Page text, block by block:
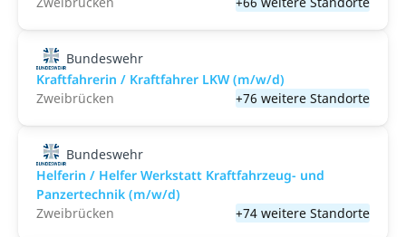
Bundeswehr
Kraftfahrerin / Kraftfahrer LKW (m/w/d)
Zweibrücken
+76 weitere Standorte
Bundeswehr
Helferin / Helfer Werkstatt Kraftfahrzeug- und
Panzertechnik (m/w/d)
Zweibrücken
+74 weitere Standorte